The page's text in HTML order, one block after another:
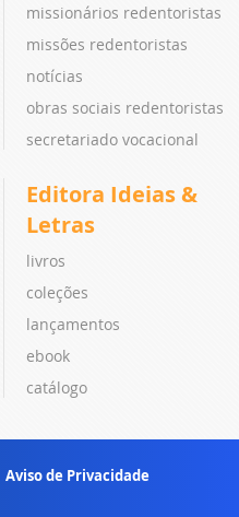
missionários redentoristas
missões redentoristas
notícias
obras sociais redentoristas
secretariado vocacional
Editora Ideias &
Letras
livros
coleções
lançamentos
ebook
catálogo
Aviso de Privacidade